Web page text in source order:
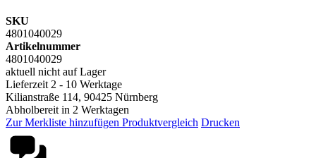
SKU
4801040029
Artikelnummer
4801040029
aktuell nicht auf Lager
Lieferzeit 2 - 10 Werktage
Kilianstraße 114, 90425 Nürnberg
Abholbereit in 2 Werktagen
Zur Merkliste hinzufügen Produktvergleich Drucken